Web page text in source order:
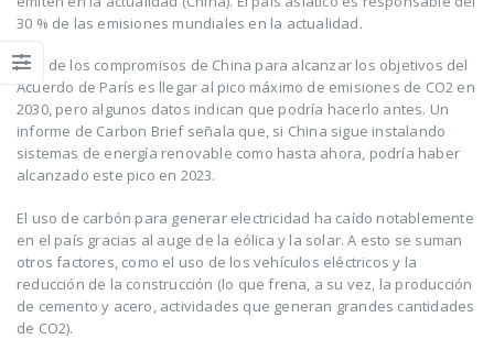
30 % de las emisiones mundiales en la actualidad.
Uno de los compromisos de China para alcanzar los objetivos del
Acuerdo de París es llegar al pico máximo de emisiones de CO2 en
2030, pero algunos datos indican que podría hacerlo antes. Un
informe de Carbon Brief señala que, si China sigue instalando
sistemas de energía renovable como hasta ahora, podría haber
alcanzado este pico en 2023.
El uso de carbón para generar electricidad ha caído notablemente
en el país gracias al auge de la eólica y la solar. A esto se suman
otros factores, como el uso de los vehículos eléctricos y la
reducción de la construcción (lo que frena, a su vez, la producción
de cemento y acero, actividades que generan grandes cantidades
de CO2).